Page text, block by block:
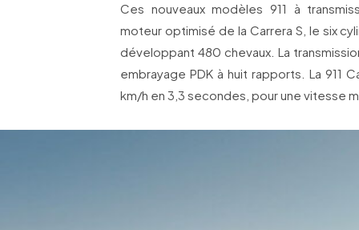
Ces nouveaux modèles 911 à
moteur optimisé de la Carrera S, le six
développant 480 chevaux. La
embrayage PDK à huit rapports. La 911
km/h en 3,3 secondes, pour une vitesse